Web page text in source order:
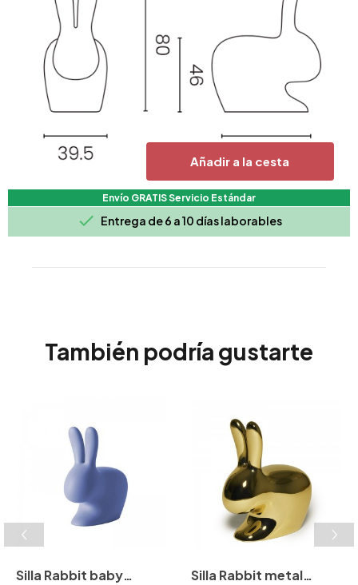
Añadir a la cesta
Envío GRATIS Servicio Estándar
 Entrega de 6 a 10 días laborables
También podría gustarte
Silla Rabbit baby
Silla Rabbit metal